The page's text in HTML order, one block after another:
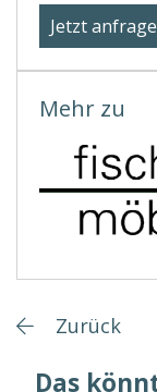
Mehr zu
Jetzt
Zurück
Das